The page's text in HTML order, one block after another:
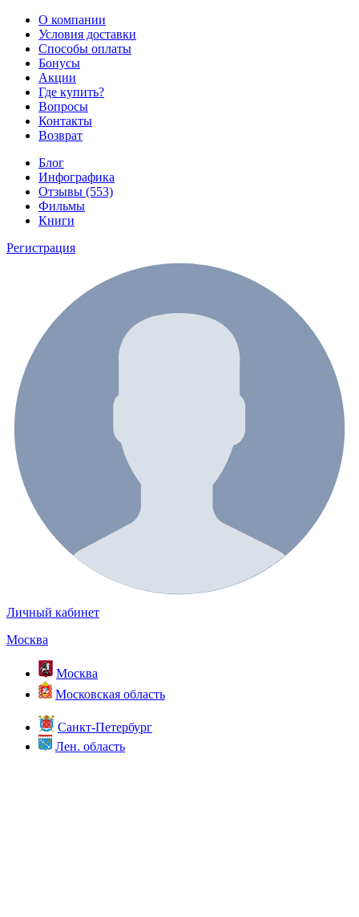
О компании
Условия доставки
Способы оплаты
Бонусы
Акции
Где купить?
Вопросы
Контакты
Возврат
Блог
Инфографика
Отзывы (553)
Фильмы
Книги
Регистрация
Личный кабинет
Москва
Москва
Московская область
Санкт-Петербург
Лен. область